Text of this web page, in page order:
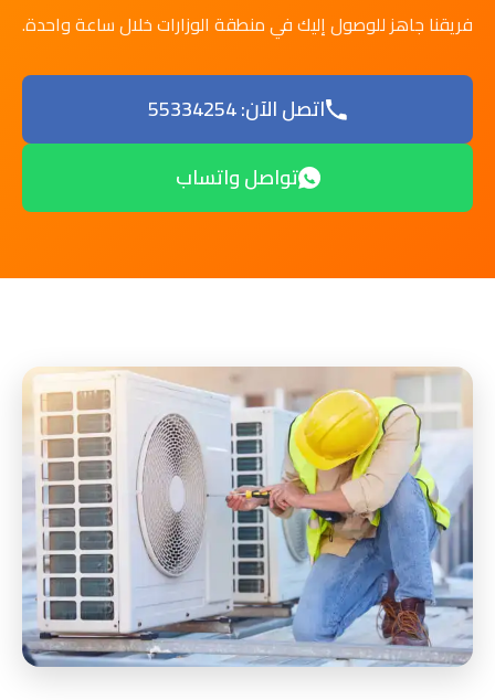
فريقنا جاهز للوصول إليك في منطقة الوزارات خلال ساعة واحدة.
اتصل الآن: 55334254
تواصل واتساب